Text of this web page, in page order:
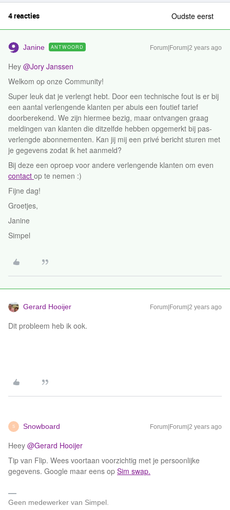
4 reacties Oudste eerst
Janine ANTWOORD Forum|Forum|2 years ago
Hey @Jory Janssen
Welkom op onze Community!
Super leuk dat je verlengt hebt. Door een technische fout is er bij
een aantal verlengende klanten per abuis een foutief tarief
doorberekend. We zijn hiermee bezig, maar ontvangen graag
meldingen van klanten die ditzelfde hebben opgemerkt bij pas-
verlengde abonnementen. Kan jij mij een privé bericht sturen met
je gegevens zodat ik het aanmeld?
Bij deze een oproep voor andere verlengende klanten om even
contact op te nemen :)
Fijne dag!
Groetjes,
Janine
Simpel
Gerard Hooijer Forum|Forum|2 years ago
Dit probleem heb ik ook.
S Snowboard Forum|Forum|2 years ago
Heey @Gerard Hooijer
Tip van Flip. Wees voortaan voorzichtig met je persoonlijke
gegevens. Google maar eens op Sim swap.
Geen medewerker van Simpel.